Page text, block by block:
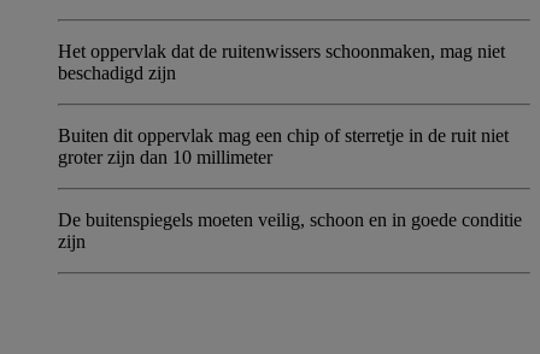
Het oppervlak dat de ruitenwissers schoonmaken, mag niet
beschadigd zijn
Buiten dit oppervlak mag een chip of sterretje in de ruit niet
groter zijn dan 10 millimeter
De buitenspiegels moeten veilig, schoon en in goede conditie
zijn